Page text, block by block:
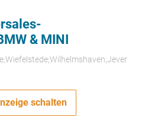
& MINI
schalten